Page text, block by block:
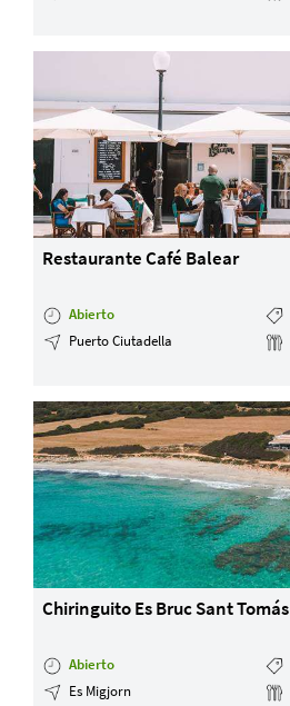
Restaurante Café Balear
Abierto
Puerto Ciutadella
Chiringuito Es Bruc Sant Tomás
Abierto
Es Migjorn